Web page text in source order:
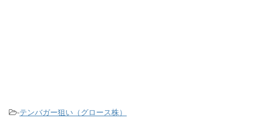
-テンバガー狙い（グロース株）